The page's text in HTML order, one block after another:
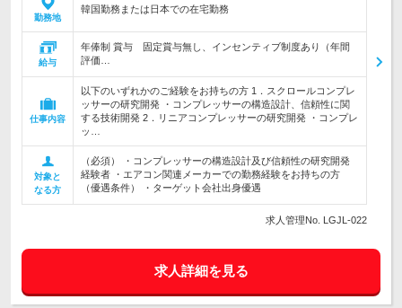
勤務地
韓国勤務または日本での在宅勤務
給与
年俸制 賞与 固定賞与無し、インセンティブ制度あり（年間
評価…
仕事内容
以下のいずれかのご経験をお持ちの方 1．スクロールコンプレ
ッサーの研究開発 ・コンプレッサーの構造設計、信頼性に関
する技術開発 2．リニアコンプレッサーの研究開発 ・コンプレ
ッ…
対象と
なる方
（必須） ・コンプレッサーの構造設計及び信頼性の研究開発
経験者 ・エアコン関連メーカーでの勤務経験をお持ちの方
（優遇条件） ・ターゲット会社出身優遇
求人管理No. LGJL-022
求人詳細を見る